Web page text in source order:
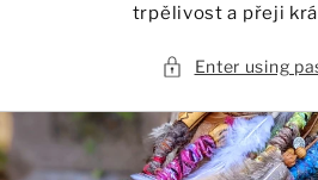
trpělivost a přeji
Enter using